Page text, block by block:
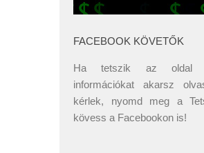
FACEBOOK KÖVETŐK
Ha tetszik az oldal
információkat akarsz
kérlek, nyomd meg a
kövess a Facebookon is!